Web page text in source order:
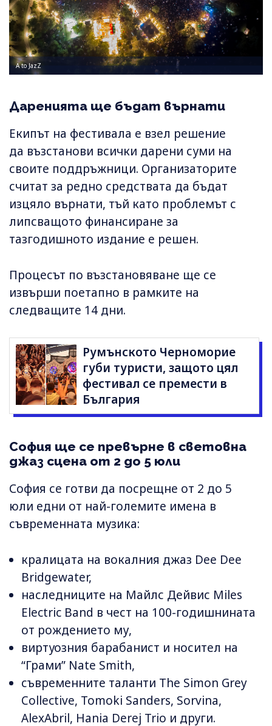
A to JazZ
Даренията ще бъдат върнати
Екипът на фестивала е взел решение
да възстанови всички дарени суми на
своите поддръжници. Организаторите
считат за редно средствата да бъдат
изцяло върнати, тъй като проблемът с
липсващото финансиране за
тазгодишното издание е решен.
Процесът по възстановяване ще се
извърши поетапно в рамките на
следващите 14 дни.
Румънското Черноморие
губи туристи, защото цял
фестивал се премести в
България
София ще се превърне в световна
джаз сцена от 2 до 5 юли
София се готви да посрещне от 2 до 5
юли едни от най-големите имена в
съвременната музика:
кралицата на вокалния джаз Dee Dee
Bridgewater,
наследниците на Майлс Дейвис Miles
Electric Band в чест на 100-годишнината
от рождението му,
виртуозния барабанист и носител на
“Грами” Nate Smith,
съвременните таланти The Simon Grey
Collective, Tomoki Sanders, Sorvina,
AlexAbril, Hania Derej Trio и други.